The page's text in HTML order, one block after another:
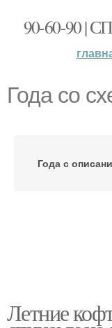
90-60-90
Года со
Года с
Летние